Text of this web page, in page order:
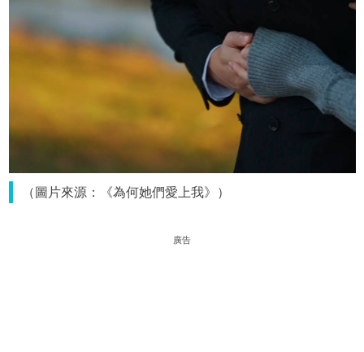
（圖片來源：《為何她們愛上我》）
廣告